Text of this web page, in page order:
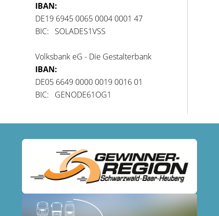
IBAN:
DE19 6945 0065 0004 0001 47
BIC: SOLADES1VSS
Volksbank eG - Die Gestalterbank
IBAN:
DE05 6649 0000 0019 0016 01
BIC: GENODE61OG1